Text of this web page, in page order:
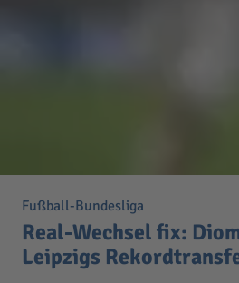
Fußball-Bundesliga
Real-Wechsel fix:
Leipzigs